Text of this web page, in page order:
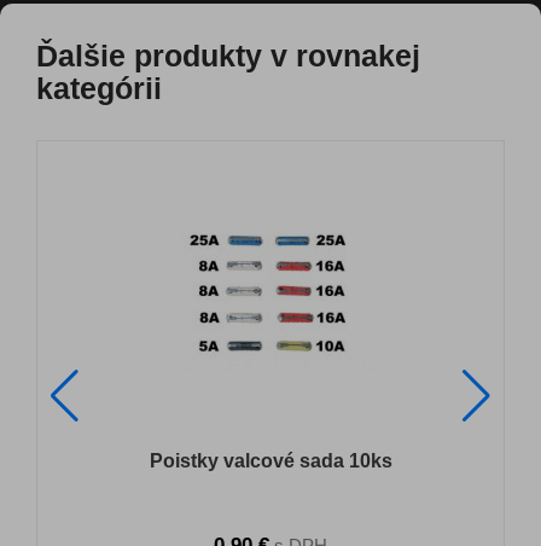
Ďalšie produkty v rovnakej
kategórii
Poistky valcové sada 10ks